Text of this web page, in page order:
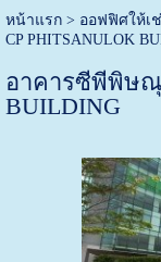
หน้าแรก> ออฟฟิศให้เ
CP PHITSANULOK
อาคารซีพีพิษณุ
BUILDING